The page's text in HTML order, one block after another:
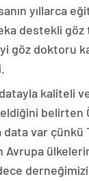
yıllarca
destekli
göz doktoru
kaliteli
belirten
data var çünkü